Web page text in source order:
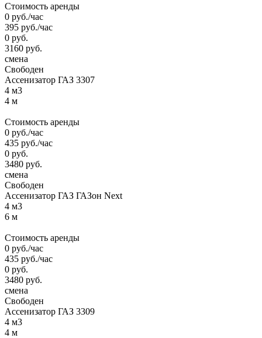
Стоимость аренды
0 руб./час
395 руб./час
0 руб.
3160 руб.
смена
Свободен
Ассенизатор ГАЗ 3307
4 м3
4 м
Стоимость аренды
0 руб./час
435 руб./час
0 руб.
3480 руб.
смена
Свободен
Ассенизатор ГАЗ ГАЗон Next
4 м3
6 м
Стоимость аренды
0 руб./час
435 руб./час
0 руб.
3480 руб.
смена
Свободен
Ассенизатор ГАЗ 3309
4 м3
4 м